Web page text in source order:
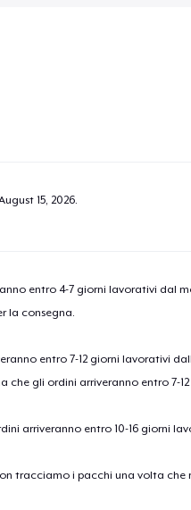
15, 2026.
entro 4-7 giorni lavorativi dal
la consegna.
entro 7-12 giorni lavorativi
che gli ordini arriveranno entro 7-
arriveranno entro 10-16 giorni
tracciamo i pacchi una volta che